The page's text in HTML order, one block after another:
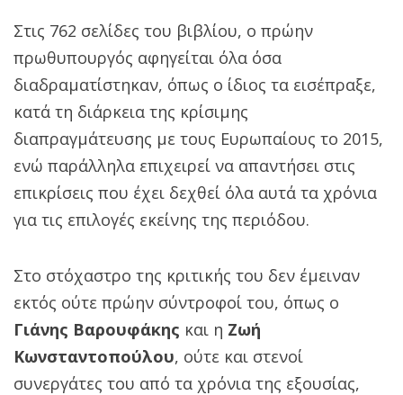
Στις 762 σελίδες του βιβλίου, ο πρώην
πρωθυπουργός αφηγείται όλα όσα
διαδραματίστηκαν, όπως ο ίδιος τα εισέπραξε,
κατά τη διάρκεια της κρίσιμης
διαπραγμάτευσης με τους Ευρωπαίους το 2015,
ενώ παράλληλα επιχειρεί να απαντήσει στις
επικρίσεις που έχει δεχθεί όλα αυτά τα χρόνια
για τις επιλογές εκείνης της περιόδου.
Στο στόχαστρο της κριτικής του δεν έμειναν
εκτός ούτε πρώην σύντροφοί του, όπως ο
Γιάνης Βαρουφάκης και η Ζωή
Κωνσταντοπούλου, ούτε και στενοί
συνεργάτες του από τα χρόνια της εξουσίας,